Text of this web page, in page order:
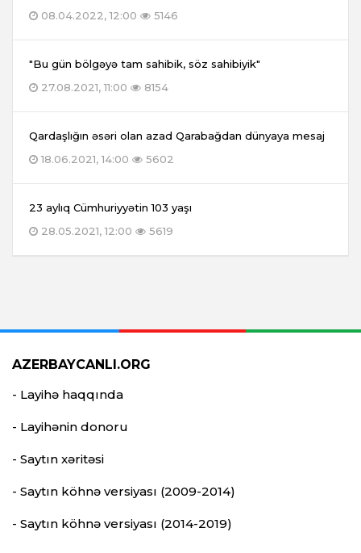
08.04.2022, 12:00
5146
"Bu gün bölgəyə tam sahibik, söz sahibiyik"
27.08.2021, 11:00
8154
Qardaşlığın əsəri olan azad Qarabağdan dünyaya mesaj
18.06.2021, 14:00
5602
23 aylıq Cümhuriyyətin 103 yaşı
28.05.2021, 12:00
5619
AZERBAYCANLI.ORG
- Layihə haqqında
- Layihənin donoru
- Saytın xəritəsi
- Saytın köhnə versiyası (2009-2014)
- Saytın köhnə versiyası (2014-2019)